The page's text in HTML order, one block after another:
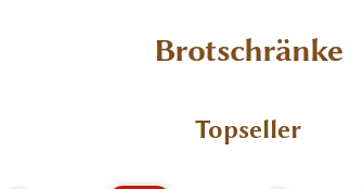
Brotschränke
Topseller